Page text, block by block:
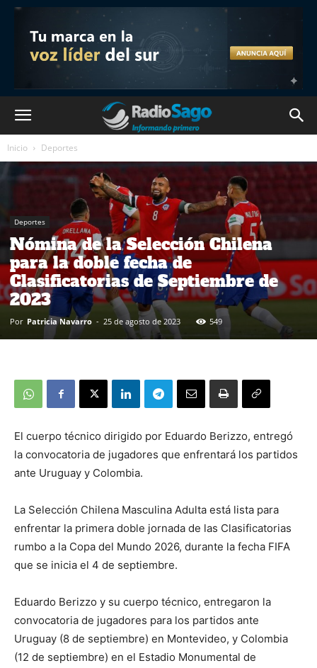
Inicio Deportes
Deportes
Nómina de la Selección Chilena
para la doble fecha de
Clasificatorias de Septiembre de
2023
Por Patricia Navarro - 25 de agosto de 2023 549
El cuerpo técnico dirigido por Eduardo Berizzo, entregó
la convocatoria de jugadores que enfrentará los partidos
ante Uruguay y Colombia.
La Selección Chilena Masculina Adulta está lista para
enfrentar la primera doble jornada de las Clasificatorias
rumbo a la Copa del Mundo 2026, durante la fecha FIFA
que se inicia el 4 de septiembre.
Eduardo Berizzo y su cuerpo técnico, entregaron la
convocatoria de jugadores para los partidos ante
Uruguay (8 de septiembre) en Montevideo, y Colombia
(12 de septiembre) en el Estadio Monumental de